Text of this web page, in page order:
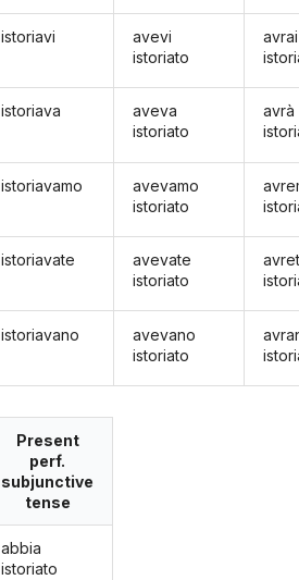
istoriavi
istoriava
istoriavamo
istoriavate
istoriavano
avevi
istoriato
aveva
istoriato
avevamo
istoriato
avevate
istoriato
avevano
istoriato
avrai
avrà
Present
perf.
subjunctive
tense
abbia
istoriato